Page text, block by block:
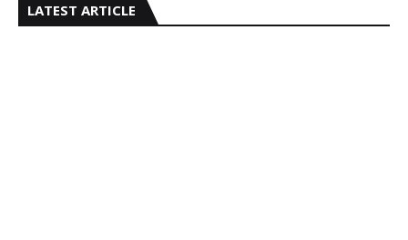
LATEST ARTICLE